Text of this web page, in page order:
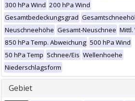
300 hPa Wind 200 hPa Wind
Gesamtbedeckungsgrad
Neuschneehöhe Gesamt-Neuschnee Mittl.
850 hPa Temp. Abweichung 500 hPa Wind
50 hPa Temp Schnee/Eis Wellenhoehe
Niederschlagsform
Gebiet